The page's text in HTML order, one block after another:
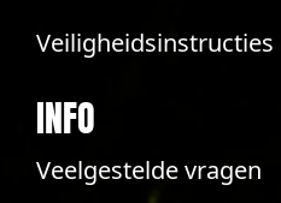
Veiligheidsinstructies
INFO
Veelgestelde vragen